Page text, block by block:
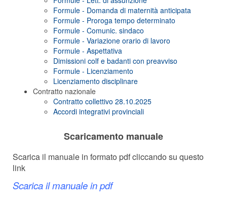
Formule - Domanda di maternità anticipata
Formule - Proroga tempo determinato
Formule - Comunic. sindaco
Formule - Variazione orario di lavoro
Formule - Aspettativa
Dimissioni colf e badanti con preavviso
Formule - Licenziamento
Licenziamento disciplinare
Contratto nazionale
Contratto collettivo 28.10.2025
Accordi integrativi provinciali
Scaricamento manuale
Scarica il manuale in formato pdf cliccando su questo
link
Scarica il manuale in pdf